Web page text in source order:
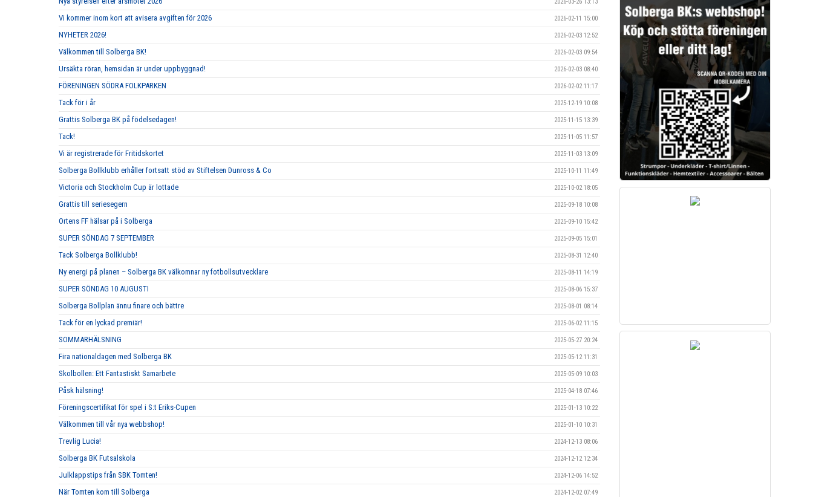
Vi kommer inom kort att avisera avgiften för 2026 2026-02-11 15:00
NYHETER 2026! 2026-02-03 12:52
Välkommen till Solberga BK! 2026-02-03 09:54
Ursäkta röran, hemsidan är under uppbyggnad! 2026-02-03 08:40
FÖRENINGEN SÖDRA FOLKPARKEN 2026-02-02 11:17
Tack för i år 2025-12-19 10:08
Grattis Solberga BK på födelsedagen! 2025-11-15 13:39
Tack! 2025-11-05 11:57
Vi är registrerade för Fritidskortet 2025-11-03 13:09
Solberga Bollklubb erhåller fortsatt stöd av Stiftelsen Dunross & Co 2025-10-11 11:49
Victoria och Stockholm Cup är lottade 2025-10-02 18:05
Grattis till seriesegern 2025-09-18 10:08
Ortens FF hälsar på i Solberga 2025-09-10 15:42
SUPER SÖNDAG 7 SEPTEMBER 2025-09-05 15:01
Tack Solberga Bollklubb! 2025-08-31 12:40
Ny energi på planen – Solberga BK välkomnar ny fotbollsutvecklare 2025-08-11 14:19
SUPER SÖNDAG 10 AUGUSTI 2025-08-06 15:37
Solberga Bollplan ännu finare och bättre 2025-08-01 08:14
Tack för en lyckad premiär! 2025-06-02 11:15
SOMMARHÄLSNING 2025-05-27 20:24
Fira nationaldagen med Solberga BK 2025-05-12 11:31
Skolbollen: Ett Fantastiskt Samarbete 2025-05-09 10:03
Påsk hälsning! 2025-04-18 07:46
Föreningscertifikat för spel i S:t Eriks-Cupen 2025-01-13 10:22
Välkommen till vår nya webbshop! 2025-01-10 10:31
Trevlig Lucia! 2024-12-13 08:06
Solberga BK Futsalskola 2024-12-12 12:34
Julklappstips från SBK Tomten! 2024-12-06 14:52
När Tomten kom till Solberga 2024-12-02 07:49